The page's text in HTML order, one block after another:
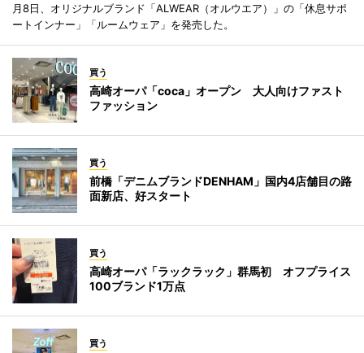
月8日、オリジナルブランド「ALWEAR（オルウエア）」の「休息サポ
ートインナー」「ルームウェア」を発売した。
買う
高崎オーパ「coca」オープン 大人向けファスト
ファッション
買う
前橋「デニムブランドDENHAM」国内4店舗目の路
面新店、好スタート
買う
高崎オーパ「ラックラック」群馬初 オフプライス
100ブランド1万点
買う